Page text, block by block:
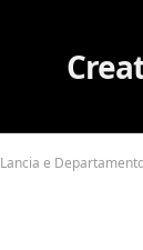
Lancia e Departamento Heritage da